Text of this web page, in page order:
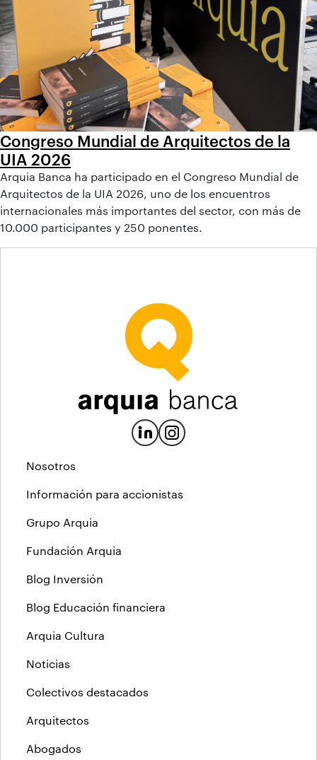
Congreso Mundial de Arquitectos de la
UIA 2026
Arquia Banca ha participado en el Congreso Mundial de
Arquitectos de la UIA 2026, uno de los encuentros
internacionales más importantes del sector, con más de
10.000 participantes y 250 ponentes.
Nosotros
Información para accionistas
Grupo Arquia
Fundación Arquia
Blog Inversión
Blog Educación financiera
Arquia Cultura
Noticias
Colectivos destacados
Arquitectos
Abogados